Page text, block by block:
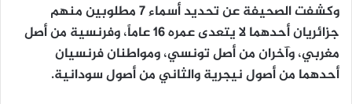
وكشفت الصحيفة عن تحديد أسماء 7 مطلوبين منهم
جزائريان أحدهما لا يتعدى عمره 16 عاماً، وفرنسية من أصل
مغربي، وآخران من أصل تونسي، ومواطنان فرنسيان
أحدهما من أصول نيجرية والثاني من أصول سودانية.